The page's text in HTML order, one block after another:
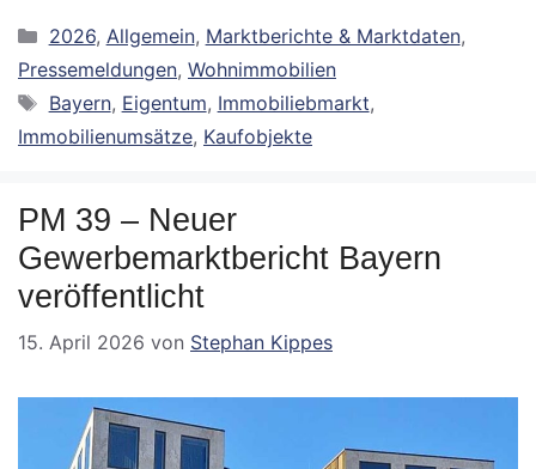
Kategorien
2026, Allgemein, Marktberichte & Marktdaten,
Pressemeldungen, Wohnimmobilien
Schlagwörter
Bayern, Eigentum, Immobiliebmarkt,
Immobilienumsätze, Kaufobjekte
PM 39 – Neuer
Gewerbemarktbericht Bayern
veröffentlicht
15. April 2026 von Stephan Kippes